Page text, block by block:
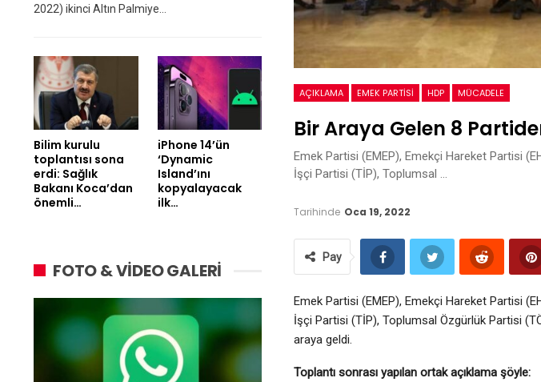
AÇIKLAMA EMEK PARTISI HDP MÜCADELE
Bir Araya Gelen 8
Emek Partisi (EMEP), Emekçi Hareket Partisi
İşçi Partisi (TİP), Toplumsal …
Tarihinde Oca 19, 2022
Pay
Emek Partisi (EMEP), Emekçi Hareket Partisi
İşçi Partisi (TİP), Toplumsal Özgürlük Partisi
araya geldi.
Toplantı sonrası yapılan ortak açıklama şöyle:
2022) ikinci Altın Palmiye…
Bilim kurulu
toplantısı sona
erdi: Sağlık
Bakanı Koca’dan
önemli…
iPhone 14’ün
‘Dynamic
Island’ını
kopyalayacak
ilk…
FOTO & VİDEO GALERİ